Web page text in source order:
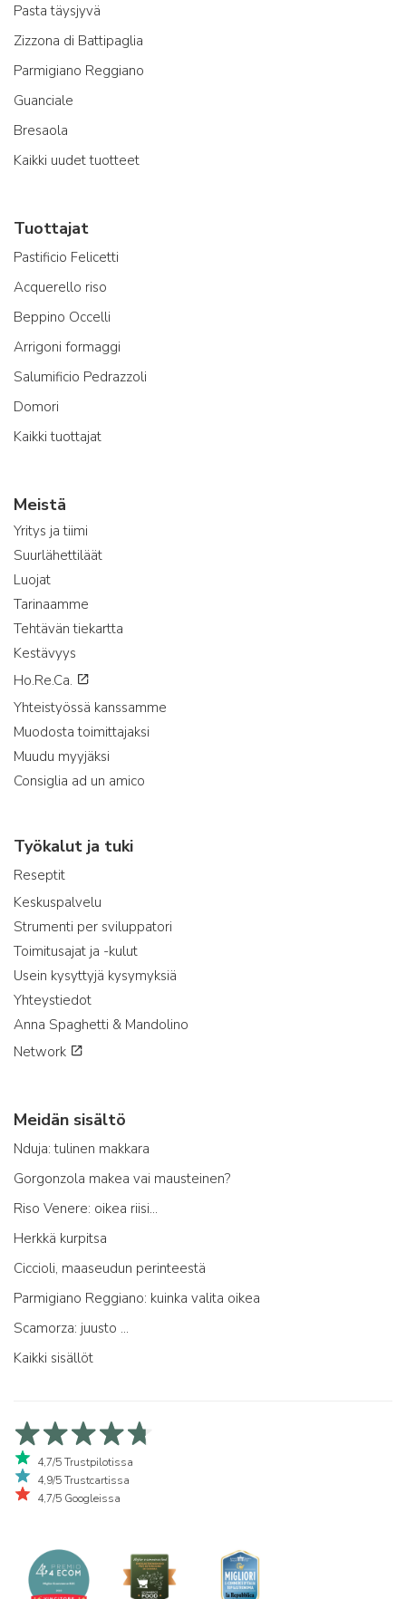
Pasta täysjyvä
Zizzona di Battipaglia
Parmigiano Reggiano
Guanciale
Bresaola
Kaikki uudet tuotteet
Tuottajat
Pastificio Felicetti
Acquerello riso
Beppino Occelli
Arrigoni formaggi
Salumificio Pedrazzoli
Domori
Kaikki tuottajat
Meistä
Yritys ja tiimi
Suurlähettiläät
Luojat
Tarinaamme
Tehtävän tiekartta
Kestävyys
Ho.Re.Ca.
Yhteistyössä kanssamme
Muodosta toimittajaksi
Muudu myyjäksi
Consiglia ad un amico
Työkalut ja tuki
Reseptit
Keskuspalvelu
Strumenti per sviluppatori
Toimitusajat ja -kulut
Usein kysyttyjä kysymyksiä
Yhteystiedot
Anna Spaghetti & Mandolino
Network
Meidän sisältö
Nduja: tulinen makkara
Gorgonzola makea vai mausteinen?
Riso Venere: oikea riisi...
Herkkä kurpitsa
Ciccioli, maaseudun perinteestä
Parmigiano Reggiano: kuinka valita oikea
Scamorza: juusto ...
Kaikki sisällöt
4,7/5 Trustpilotissa
4,9/5 Trustcartissa
4,7/5 Googleissa